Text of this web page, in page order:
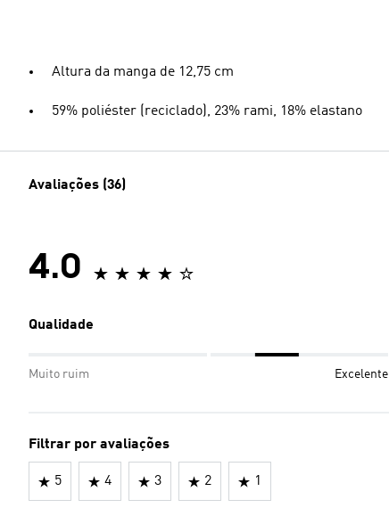
Altura da manga de 12,75 cm
59% poliéster (reciclado), 23% rami, 18% elastano
Avaliações (36)
4.0
Qualidade
Muito ruim Excelente
Filtrar por avaliações
5 4 3 2 1